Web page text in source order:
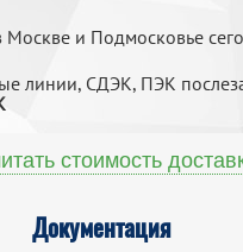
Москве и Подмосковье
линии, СДЭК, ПЭК
стоимость
Документация